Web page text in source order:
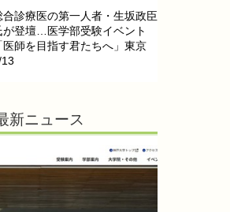
合診療医の第一人者・生坂政臣
が登壇…医学部受験イベント
医師を目指す君たちへ」東京
新ニュース